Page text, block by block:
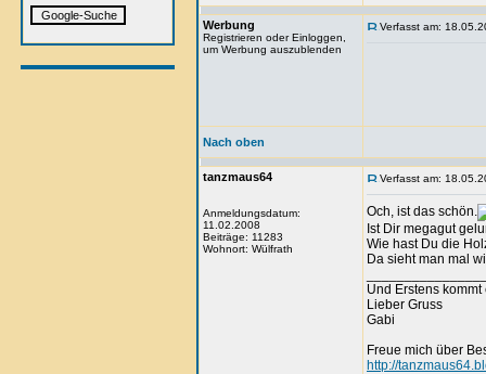
Werbung
Registrieren oder Einloggen,
um Werbung auszublenden
Verfasst am:
Nach oben
tanzmaus64
Anmeldungsdatum:
11.02.2008
Beiträge: 11283
Wohnort: Wülfrath
Verfasst am:
Och, ist das schön.
Ist Dir megagut
Wie hast Du die
Da sieht man mal
Und Erstens
Lieber Gruss
Gabi
Freue mich über
http://